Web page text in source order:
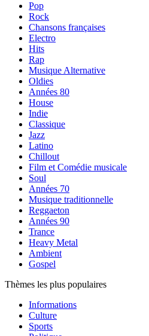
Pop
Rock
Chansons françaises
Electro
Hits
Rap
Musique Alternative
Oldies
Années 80
House
Indie
Classique
Jazz
Latino
Chillout
Film et Comédie musicale
Soul
Années 70
Musique traditionnelle
Reggaeton
Années 90
Trance
Heavy Metal
Ambient
Gospel
Thèmes les plus populaires
Informations
Culture
Sports